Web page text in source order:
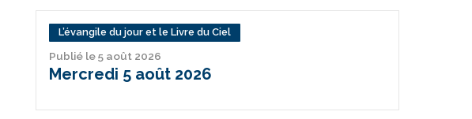
L’évangile du jour et le Livre du Ciel
Publié le 5 août 2026
Mercredi 5 août 2026